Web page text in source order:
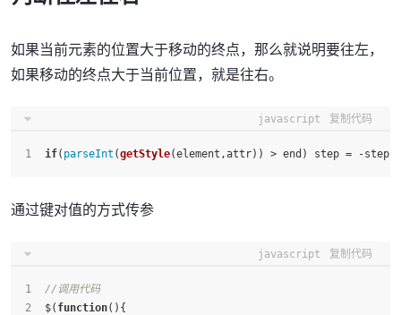
如果当前元素的位置大于移动的终点，那么就说明要往左，
如果移动的终点大于当前位置，就是往右。
javascript 复制代码
if( parseInt (getStyle(element,attr)) > end) step = -step;
通过键对值的方式传参
javascript 复制代码
//调用代码
$( function( ){